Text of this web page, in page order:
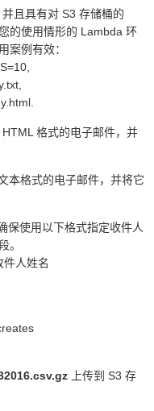
且具有对 S3 存储桶的
的使用情形的 Lambda 环
案例有效：
HTML 格式的电子邮件，并
本格式的电子邮件，并将它
保使用以下格式指定收件人
。
人姓名
上传到 S3 存